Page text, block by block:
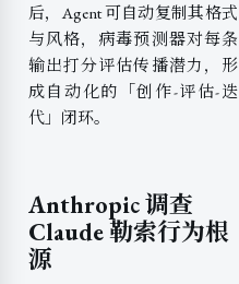
后，Agent 可自动复制其格式
与风格，病毒预测器对每条
输出打分评估传播潜力，形
成自动化的「创作-评估-迭
代」闭环。
Anthropic 调查
Claude 勒索行为根
源